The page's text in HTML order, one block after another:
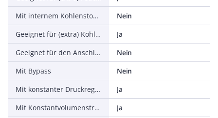
Mit internem Kohlenstoffdioxid (CO2)-Sensor
Nein
Geeignet für (extra) Kohlenstoffdioxid (CO2) Sensor
Ja
Geeignet für den Anschluss an die Zentralheizung
Nein
Mit Bypass
Nein
Mit konstanter Druckregelung
Ja
Mit Konstantvolumenstromregler
Ja